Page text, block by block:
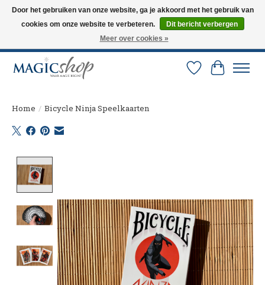
Altijd de nieuwste trucs op voorraad. Snelle verzending via PostNL en DHL.
Langskomen in onze winkel? Bel of mail om een afspraak te maken. 0251-
Verlanglijst
Home / Bicycle Ninja Speelkaarten
Door het gebruiken van onze website, ga je akkoord met het gebruik van
cookies om onze website te verbeteren.
Dit bericht verbergen
Meer over cookies »